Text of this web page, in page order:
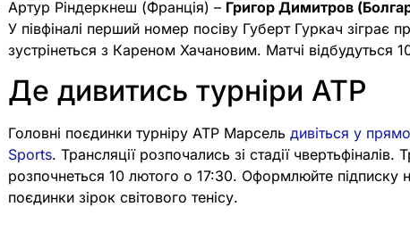
Артур Ріндеркнеш (Франція) – Григор Димитров
У півфіналі перший номер посіву Губерт Гуркач
зустрінеться з Кареном Хачановим. Матчі відбудуться
Де дивитись турніри ATP
Головні поєдинки турніру ATP Марсельдивіться у
Sports. Трансляції розпочались зі стадії чвертьфіналів.
розпочнеться 10 лютого о 17:30. Оформлюйте підписку
поєдинки зірок світового тенісу.